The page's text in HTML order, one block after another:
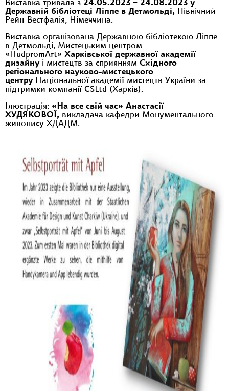
Виставка тривала з 24.05.2023 – 24.08.2023 у
Державній бібліотеці Ліппе в Детмольді,
Північний
Рейн-Вестфалія, Німеччина.
Виставка організована Державною бібліотекою Ліппе
в Детмольді, Мистецьким центром
«HudpromArt» Харківської державної академії
дизайнуі мистецтв за сприянням Східного
регіонального науково-мистецького
центруНаціональної академії мистецтв України за
підтримки компанії СSLtd (Харків).
Ілюстрація: «На все свій час» Анастасії
ХУДЯКОВОЇ, викладача кафедри Монументального
живопису ХДАДМ.